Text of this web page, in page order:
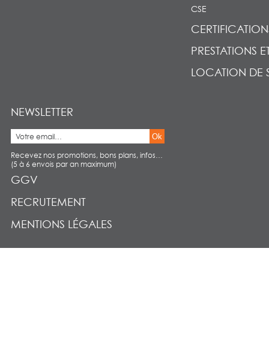
CSE
PRESTATIONS
LOCATION DE
NEWSLETTER
Ok
Recevez nos promotions, bons plans, infos…
(5 à 6 envois par an maximum)
RECRUTEMENT
MENTIONS LÉGALES
GGV